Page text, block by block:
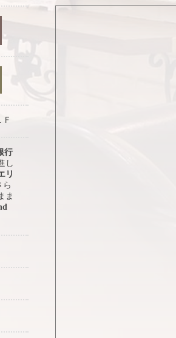
行
し
リ
ら
ま